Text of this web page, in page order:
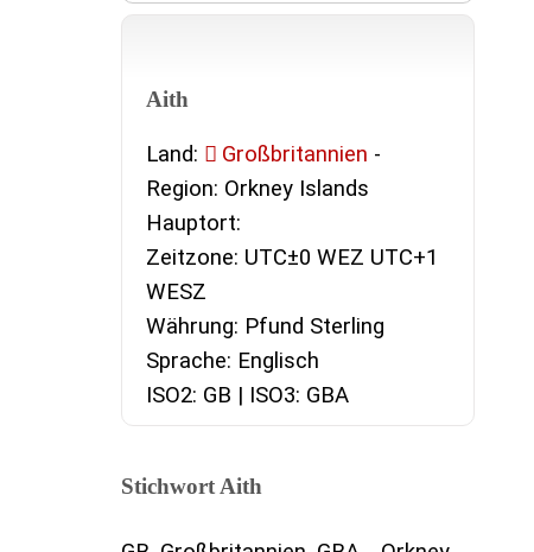
Aith
Land: Großbritannien -
Region: Orkney Islands
Hauptort:
Zeitzone: UTC±0 WEZ UTC+1
WESZ
Währung: Pfund Sterling
Sprache: Englisch
ISO2: GB | ISO3: GBA
Stichwort Aith